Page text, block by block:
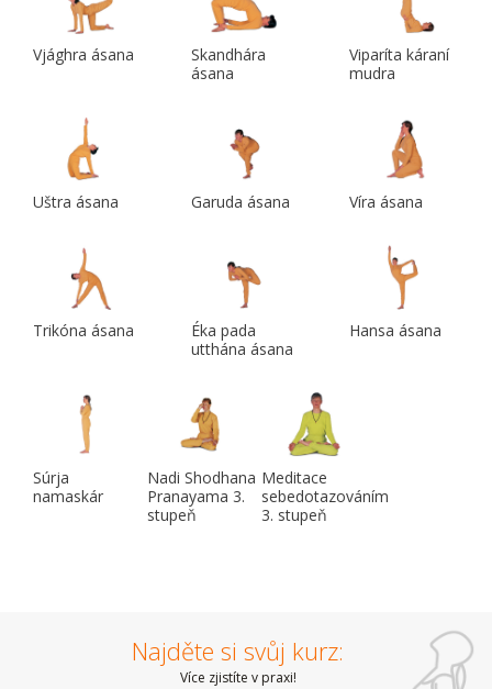
Vjághra ásana
Skandhára
ásana
Viparíta káraní
mudra
Uštra ásana Garuda ásana Víra ásana
Trikóna ásana
Éka pada
utthána ásana
Hansa ásana
Súrja
namaskár
Nadi Shodhana
Pranayama 3.
stupeň
Meditace
sebedotazováním
3. stupeň
Najděte si svůj kurz:
Více zjistíte v praxi!